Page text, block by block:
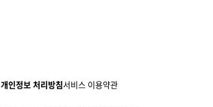
개인정보 처리방침서비스 이용약관